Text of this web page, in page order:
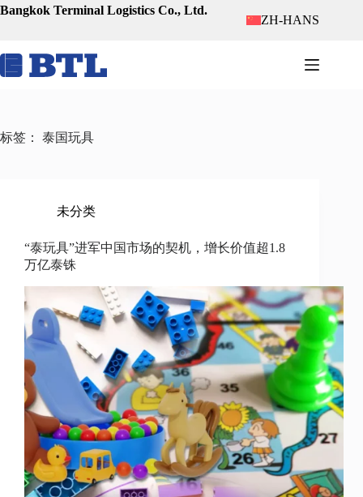
跳
容
Bangkok Terminal Logistics Co., Ltd.
ZH-HANS
标签： 泰国玩具
未分类
“泰玩具”进军中国市场的契机，增长价值超1.8
万亿泰铢